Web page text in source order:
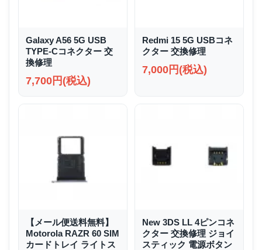
Galaxy A56 5G USB
TYPE-Cコネクター 交
換修理
7,700円(税込)
Redmi 15 5G USBコネ
クター 交換修理
7,000円(税込)
【メール便送料無料】
Motorola RAZR 60 SIM
カードトレイ ライトス
New 3DS LL 4ピンコネ
クター 交換修理 ジョイ
スティック 電源ボタン